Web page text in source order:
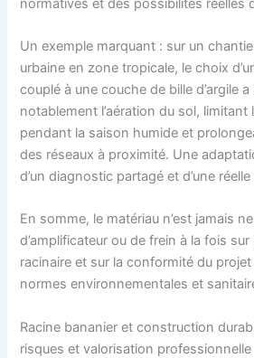
normatives et des possibilités réelles
Un exemple marquant : sur un
urbaine en zone tropicale, le choix
couplé à une couche de bille d’argile a
notablement l’aération du sol, limitant
pendant la saison humide et
des réseaux à proximité. Une
d’un diagnostic partagé et d’une
En somme, le matériau n’est jamais
d’amplificateur ou de frein à la fois
racinaire et sur la conformité du
normes environnementales et
Racine bananier et construction
risques et valorisation professionnelle